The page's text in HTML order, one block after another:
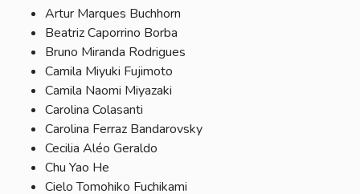
Artur Marques Buchhorn
Beatriz Caporrino Borba
Bruno Miranda Rodrigues
Camila Miyuki Fujimoto
Camila Naomi Miyazaki
Carolina Colasanti
Carolina Ferraz Bandarovsky
Cecilia Aléo Geraldo
Chu Yao He
Cielo Tomohiko Fuchikami